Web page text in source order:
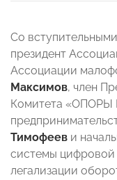
Со
президент
Ассоциации
Максимов, член
Комитета «ОПОРЫ
Тимофеев и
системы
легализации